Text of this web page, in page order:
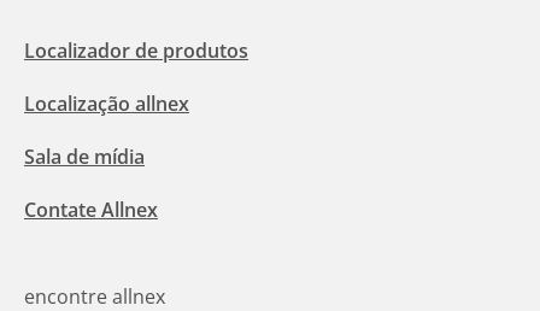
Localizador de produtos
Localização allnex
Sala de mídia
Contate Allnex
encontre allnex